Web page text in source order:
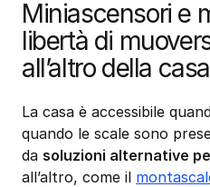
Miniascensori e
libertà di
all’altro della casa
La casa è accessibile
quando le scale sono
da soluzioni alternative
all’altro, come il